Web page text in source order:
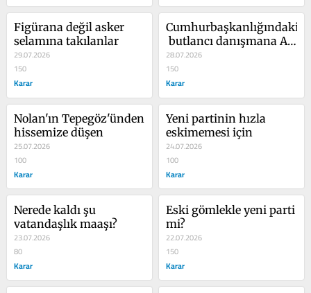
Figürana değil asker
selamına takılanlar
29.07.2026
150
Karar
Cumhurbaşkanlığındaki
butlancı danışmana AK
Parti ne diyor?
28.07.2026
150
Karar
Nolan'ın Tepegöz'ünden
hissemize düşen
25.07.2026
100
Karar
Yeni partinin hızla
eskimemesi için
24.07.2026
100
Karar
Nerede kaldı şu
vatandaşlık maaşı?
23.07.2026
80
Karar
Eski gömlekle yeni parti
mi?
22.07.2026
150
Karar